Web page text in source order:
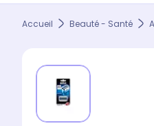
Accueil Beauté - Santé